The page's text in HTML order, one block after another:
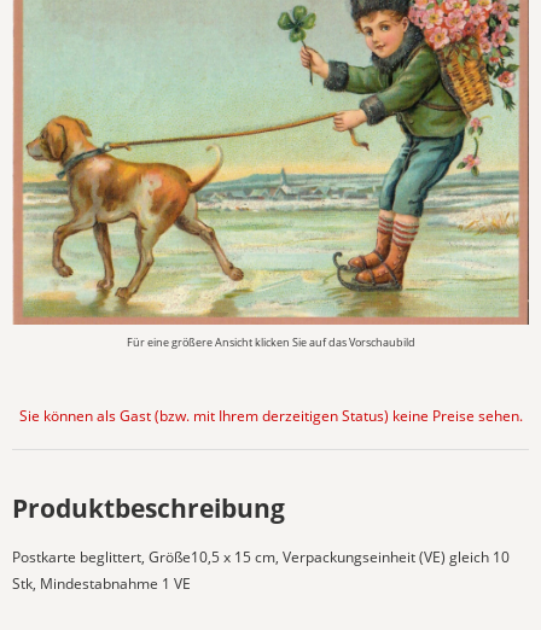
Für eine größere Ansicht klicken Sie auf das Vorschaubild
Sie können als Gast (bzw. mit Ihrem derzeitigen Status) keine Preise sehen.
Produktbeschreibung
Postkarte beglittert, Größe10,5 x 15 cm, Verpackungseinheit (VE) gleich 10
Stk, Mindestabnahme 1 VE